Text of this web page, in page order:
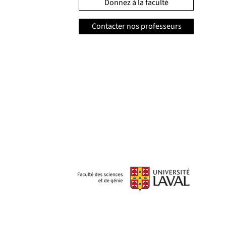
Donnez à la faculté
Contacter nos professeurs